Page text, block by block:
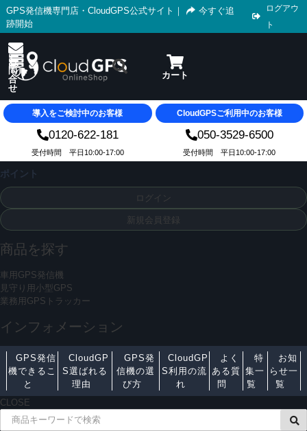
GPS発信機専門店・CloudGPS公式サイト ｜
今すぐ追
跡開始
ログアウ
ト
導入をご検討中のお客様 CloudGPSご利用中のお客様
0120-622-181 050-3529-6500
受付時間 平日10:00-17:00 受付時間 平日10:00-17:00
ポイント
ログイン
新規会員登録
商品を探す
車用GPS発信機
見守り用小型GPS
業務用GPSトラッカー
インフォメーション
GPS発信
機できるこ
と
CloudGP
S選ばれる
理由
GPS発
信機の選
び方
CloudGP
S利用の流
れ
よく
ある質
問
特
集一
覧
お知
らせ一
覧
CLOSE